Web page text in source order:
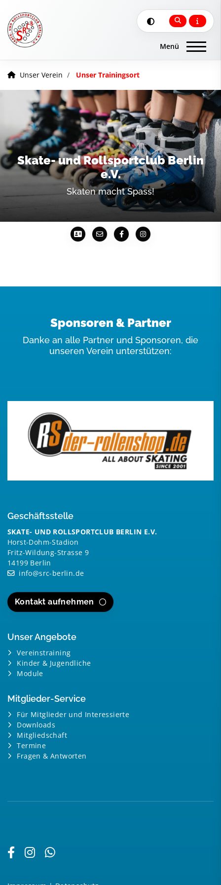
Unser Verein Unser Trainingsort
Skate- und Rollsportclub Berlin
e.V.
Skaten macht Spass!
Sponsoren & Partner
Danke an alle Partner und Sponsoren, die
unseren Verein unterstützen:
Geschäftsstelle
SKATE- UND ROLLSPORTCLUB BERLIN E.V.
Horst-Dohm-Stadion
Fritz-Wildung-Strasse 9
14199 Berlin
info@src-berlin.de
Kontakt aufnehmen
Unser Angebote
Vereinstraining
Kinder & Jugendliche
Module
Mitglieder-Service
Für Mitglieder und Interessierte
Downloads
Mitgliedschaft
Termine
Fragen & Antworten